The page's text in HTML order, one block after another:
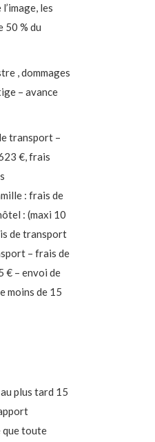
les
50 % du
, dommages
– avance
transport –
€, frais
: frais de
: (maxi 10
de transport
– frais de
€ – envoi de
moins de 15
plus tard 15
que toute